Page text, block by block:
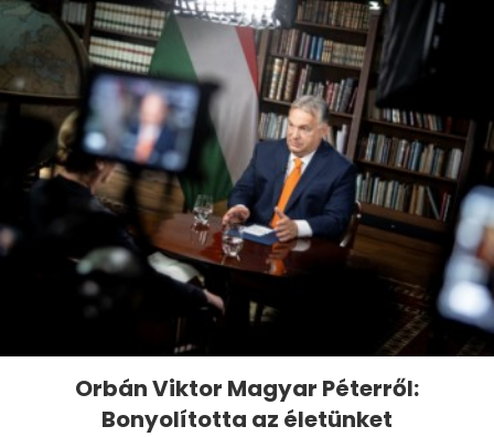
Orbán Viktor Magyar Péterről:
Bonyolította az életünket